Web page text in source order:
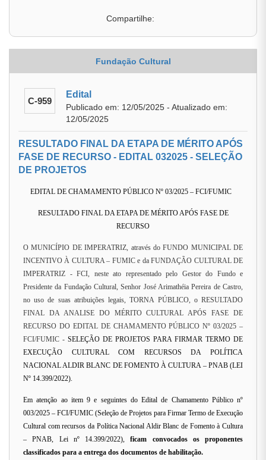
Compartilhe:
Fundação Cultural
C-959
Edital
Publicado em: 12/05/2025 - Atualizado em:
12/05/2025
RESULTADO FINAL DA ETAPA DE MÉRITO APÓS
FASE DE RECURSO - EDITAL 032025 - SELEÇÃO
DE PROJETOS
EDITAL DE CHAMAMENTO PÚBLICO Nº 03/2025 – FCI/FUMIC
RESULTADO FINAL DA ETAPA DE MÉRITO APÓS FASE DE
RECURSO
O MUNICÍPIO DE IMPERATRIZ, através do FUNDO MUNICIPAL DE
INCENTIVO À CULTURA – FUMIC e da FUNDAÇÃO CULTURAL DE
IMPERATRIZ - FCI, neste ato representado pelo Gestor do Fundo e
Presidente da Fundação Cultural, Senhor José Arimathéia Pereira de Castro,
no uso de suas atribuições legais, TORNA PÚBLICO, o RESULTADO
FINAL DA ANALISE DO MÉRITO CULTURAL APÓS FASE DE
RECURSO DO EDITAL DE CHAMAMENTO PÚBLICO Nº 03/2025 –
FCI/FUMIC - SELEÇÃO DE PROJETOS PARA FIRMAR TERMO DE
EXECUÇÃO CULTURAL COM RECURSOS DA POLÍTICA
NACIONAL ALDIR BLANC DE FOMENTO À CULTURA – PNAB (LEI
Nº 14.399/2022).
Em atenção ao item 9 e seguintes do Edital de Chamamento Público nº
003/2025 – FCI/FUMIC (Seleção de Projetos para Firmar Termo de Execução
Cultural com recursos da Política Nacional Aldir Blanc de Fomento à Cultura
– PNAB, Lei nº 14.399/2022),ficam convocados os proponentes
classificados para a entrega dos documentos de habilitação.